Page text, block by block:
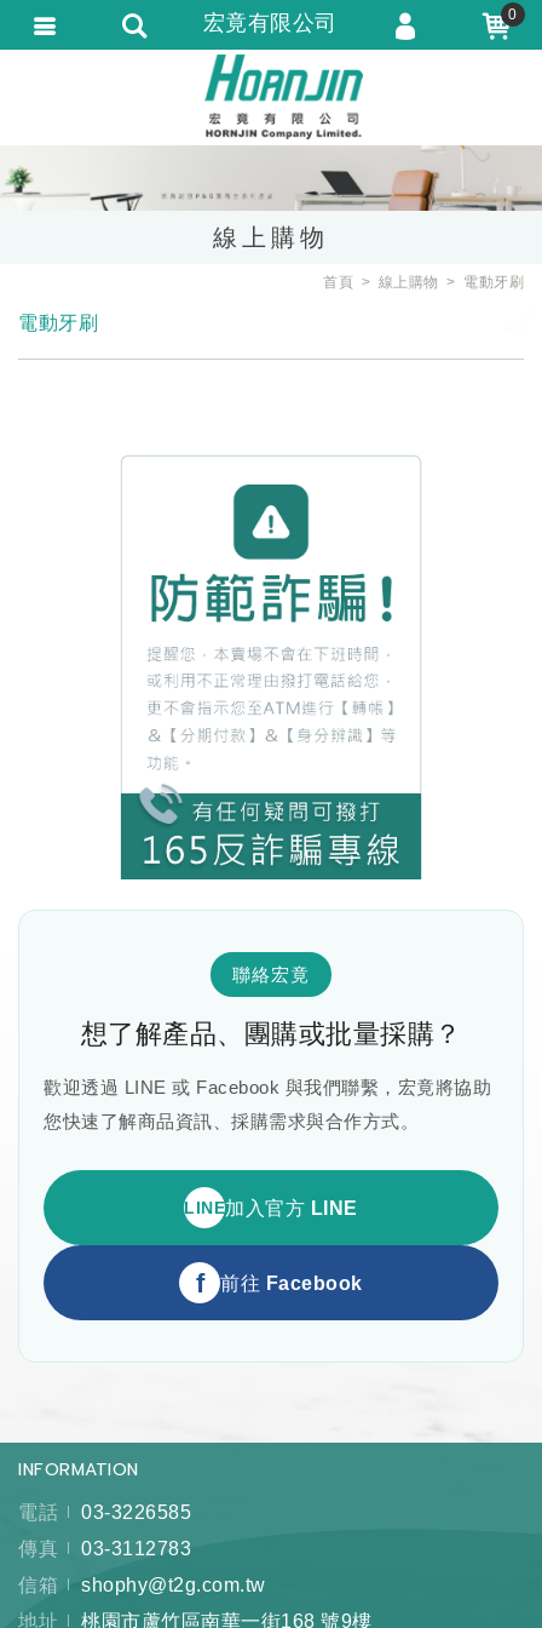
線上購物
首頁 線上購物 電動牙刷
電動牙刷
聯絡宏竟
想了解產品、團購或批量採購？
歡迎透過 LINE 或 Facebook 與我們聯繫，宏竟將協助
您快速了解商品資訊、採購需求與合作方式。
LINE加入官方 LINE
f 前往 Facebook
INFORMATION
電話
03-3226585
傳真
03-3112783
信箱
shophy@t2g.com.tw
地址
桃園市蘆竹區南華一街168 號9樓
宏竟有限公司 0
會員登入
會員註冊
訂單查詢
匯款通知